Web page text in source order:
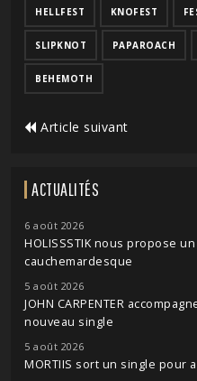
HELLFEST KNOFEST
SLIPKNOT PAPAROACH
BEHEMOTH
Article suivant
ACTUALITÉS
6 août 2026
HOLISSSTIK nous propose
cauchemardesque
5 août 2026
JOHN CARPENTER
nouveau single
5 août 2026
MORTIIS sort un single pour